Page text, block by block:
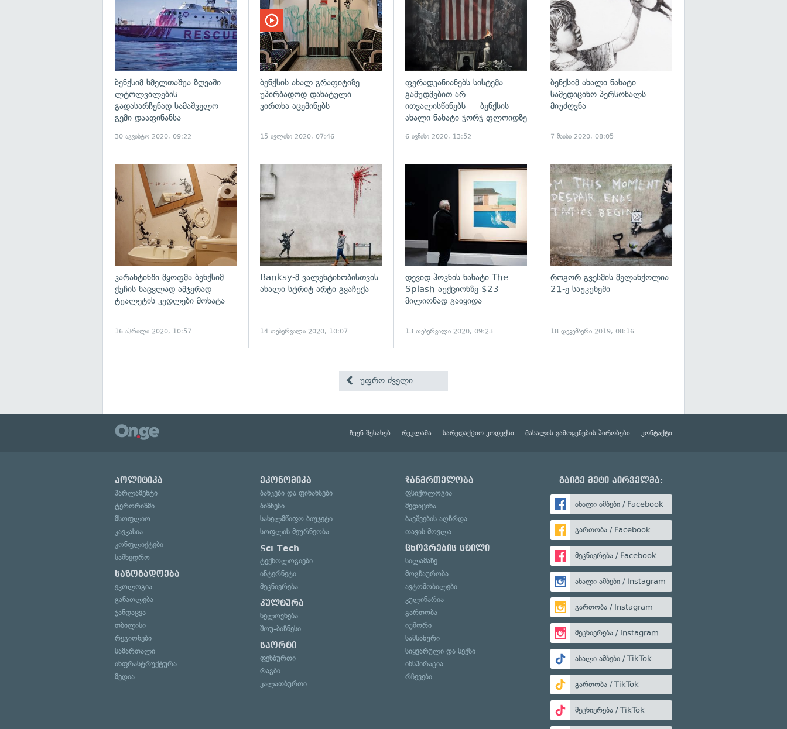
ბენქსიმ ხმელთაშუა ზღვაში
ლტოლვილების
გადასარჩენად სამაშველო
გემი დააფინანსა
30 აგვისტო 2020, 09:22
ბენქსის ახალ გრაფიტიზე
უპირბადოდ დახატული
ვირთხა აცემინებს
15 ივლისი 2020, 07:46
ფერადკანიანებს სისტემა
გამუდმებით არ
ითვალისწინებს — ბენქსის
ახალი ნახატი ჯორჯ ფლოიდზე
6 ივნისი 2020, 13:52
ბენქსიმ ახალი ნახატი
სამედიცინო პერსონალს
მიუძღვნა
7 მაისი 2020, 08:05
კარანტინში მყოფმა ბენქსიმ
ქუჩის ნაცვლად ამჯერად
ტუალეტის კედლები მოხატა
16 აპრილი 2020, 10:57
Banksy-მ ვალენტინობისთვის
ახალი სტრიტ არტი გვაჩუქა
14 თებერვალი 2020, 10:07
დევიდ ჰოკნის ნახატი The
Splash აუქციონზე $23
მილიონად გაიყიდა
13 თებერვალი 2020, 09:23
როგორ გვესმის მელანქოლია
21-ე საუკუნეში
18 დეკემბერი 2019, 08:16
უფრო ძველი
ჩვენ შესახებ რეკლამა სარედაქციო კოდექსი მასალის გამოყენების პირობები კონტაქტი
პოლიტიკა
პარლამენტი
ტერორიზმი
მსოფლიო
კავკასია
კონფლიქტები
სამხედრო
საზოგადოება
ეკოლოგია
განათლება
ჯანდაცვა
თბილისი
რეგიონები
სამართალი
ინფრასტრუქტურა
მედია
ეკონომიკა
ბანკები და ფინანსები
ბიზნესი
სახელმწიფო ბიუჯეტი
სოფლის მეურნეობა
Sci-Tech
ტექნოლოგიები
ინტერნეტი
მეცნიერება
კულტურა
ხელოვნება
შოუ-ბიზნესი
სპორტი
ფეხბურთი
რაგბი
კალათბურთი
ჯანმრთელობა
ფსიქოლოგია
მედიცინა
ბავშვების აღზრდა
თავის მოვლა
ცხოვრების სტილი
სილამაზე
მოგზაურობა
ავტომობილები
კულინარია
გართობა
იუმორი
სამსახური
სიყვარული და სექსი
ინსპირაცია
რჩევები
გაიგე მეტი პირველმა:
ახალი ამბები / Facebook
გართობა / Facebook
მეცნიერება / Facebook
ახალი ამბები / Instagram
გართობა / Instagram
მეცნიერება / Instagram
ახალი ამბები / TikTok
გართობა / TikTok
მეცნიერება / TikTok